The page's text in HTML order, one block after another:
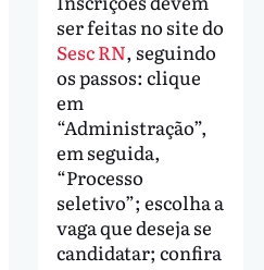
ser feitas no site do
Sesc RN, seguindo
os passos: clique
em
“Administração”,
em seguida,
“Processo
seletivo”; escolha a
vaga que deseja se
candidatar; confira